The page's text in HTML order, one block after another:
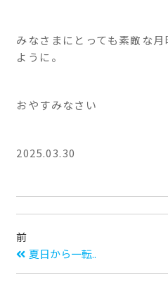
みなさまにとっても素敵な
ように。
おやすみなさい
2025.03.30
前
夏日から一転..